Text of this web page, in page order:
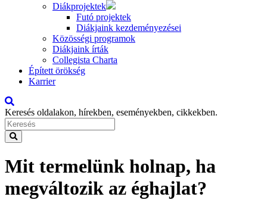
Diákprojektek
Futó projektek
Diákjaink kezdeményezései
Közösségi programok
Diákjaink írták
Collegista Charta
Épített örökség
Karrier
Keresés oldalakon, hírekben, eseményekben, cikkekben.
Mit termelünk holnap, ha
megváltozik az éghajlat?